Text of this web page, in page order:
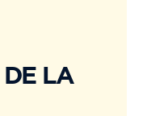
DE LA